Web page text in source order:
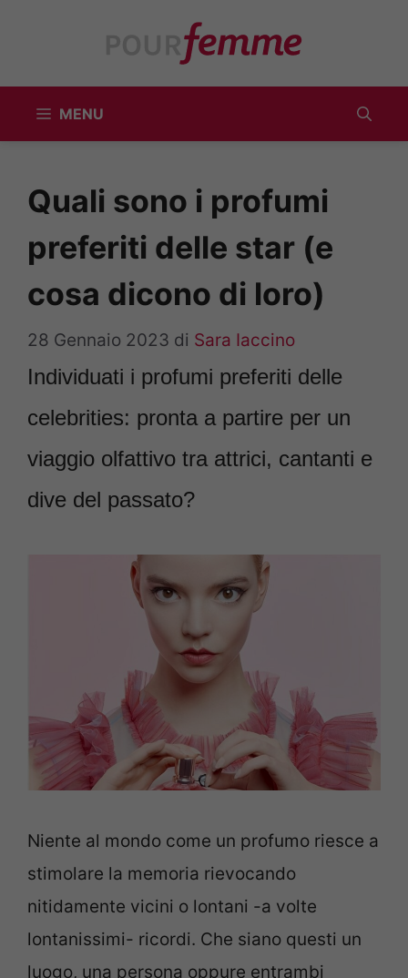
MENU
Quali sono i profumi
preferiti delle star (e
cosa dicono di loro)
28 Gennaio 2023 di Sara Iaccino
Individuati i profumi preferiti delle
celebrities: pronta a partire per un
viaggio olfattivo tra attrici, cantanti e
dive del passato?
Niente al mondo come un profumo riesce a
stimolare la memoria rievocando
nitidamente vicini o lontani -a volte
lontanissimi- ricordi. Che siano questi un
luogo, una persona oppure entrambi